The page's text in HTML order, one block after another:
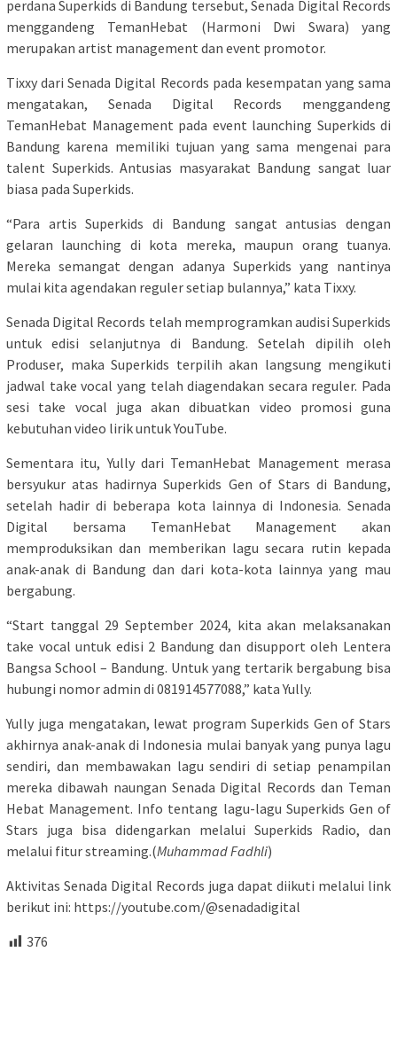
perdana Superkids di Bandung tersebut, Senada Digital Records
menggandeng TemanHebat (Harmoni Dwi Swara) yang
merupakan artist management dan event promotor.
Tixxy dari Senada Digital Records pada kesempatan yang sama
mengatakan, Senada Digital Records menggandeng
TemanHebat Management pada event launching Superkids di
Bandung karena memiliki tujuan yang sama mengenai para
talent Superkids. Antusias masyarakat Bandung sangat luar
biasa pada Superkids.
“Para artis Superkids di Bandung sangat antusias dengan
gelaran launching di kota mereka, maupun orang tuanya.
Mereka semangat dengan adanya Superkids yang nantinya
mulai kita agendakan reguler setiap bulannya,” kata Tixxy.
Senada Digital Records telah memprogramkan audisi Superkids
untuk edisi selanjutnya di Bandung. Setelah dipilih oleh
Produser, maka Superkids terpilih akan langsung mengikuti
jadwal take vocal yang telah diagendakan secara reguler. Pada
sesi take vocal juga akan dibuatkan video promosi guna
kebutuhan video lirik untuk YouTube.
Sementara itu, Yully dari TemanHebat Management merasa
bersyukur atas hadirnya Superkids Gen of Stars di Bandung,
setelah hadir di beberapa kota lainnya di Indonesia. Senada
Digital bersama TemanHebat Management akan
memproduksikan dan memberikan lagu secara rutin kepada
anak-anak di Bandung dan dari kota-kota lainnya yang mau
bergabung.
“Start tanggal 29 September 2024, kita akan melaksanakan
take vocal untuk edisi 2 Bandung dan disupport oleh Lentera
Bangsa School – Bandung. Untuk yang tertarik bergabung bisa
hubungi nomor admin di 081914577088,” kata Yully.
Yully juga mengatakan, lewat program Superkids Gen of Stars
akhirnya anak-anak di Indonesia mulai banyak yang punya lagu
sendiri, dan membawakan lagu sendiri di setiap penampilan
mereka dibawah naungan Senada Digital Records dan Teman
Hebat Management. Info tentang lagu-lagu Superkids Gen of
Stars juga bisa didengarkan melalui Superkids Radio, dan
melalui fitur streaming.(Muhammad Fadhli)
Aktivitas Senada Digital Records juga dapat diikuti melalui link
berikut ini: https://youtube.com/@senadadigital
376